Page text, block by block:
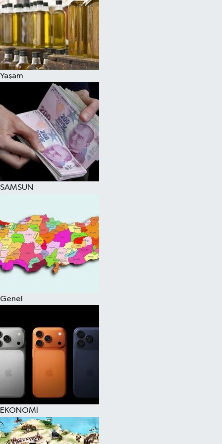
Yaşam
SAMSUN
Genel
EKONOMİ